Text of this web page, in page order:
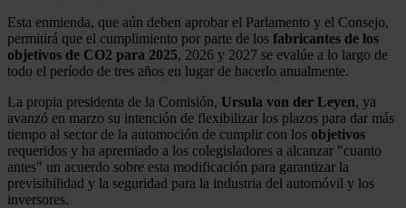
Esta enmienda, que aún deben aprobar el Parlamento y el Consejo,
permitirá que el cumplimiento por parte de los fabricantes de los
objetivos de CO2 para 2025, 2026 y 2027 se evalúe a lo largo de
todo el período de tres años en lugar de hacerlo anualmente.
La propia presidenta de la Comisión, Ursula von der Leyen, ya
avanzó en marzo su intención de flexibilizar los plazos para dar más
tiempo al sector de la automoción de cumplir con los objetivos
requeridos y ha apremiado a los colegisladores a alcanzar "cuanto
antes" un acuerdo sobre esta modificación para garantizar la
previsibilidad y la seguridad para la industria del automóvil y los
inversores.